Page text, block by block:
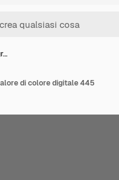
di colore digitale 445